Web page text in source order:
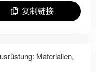
复制链接
Materialien,